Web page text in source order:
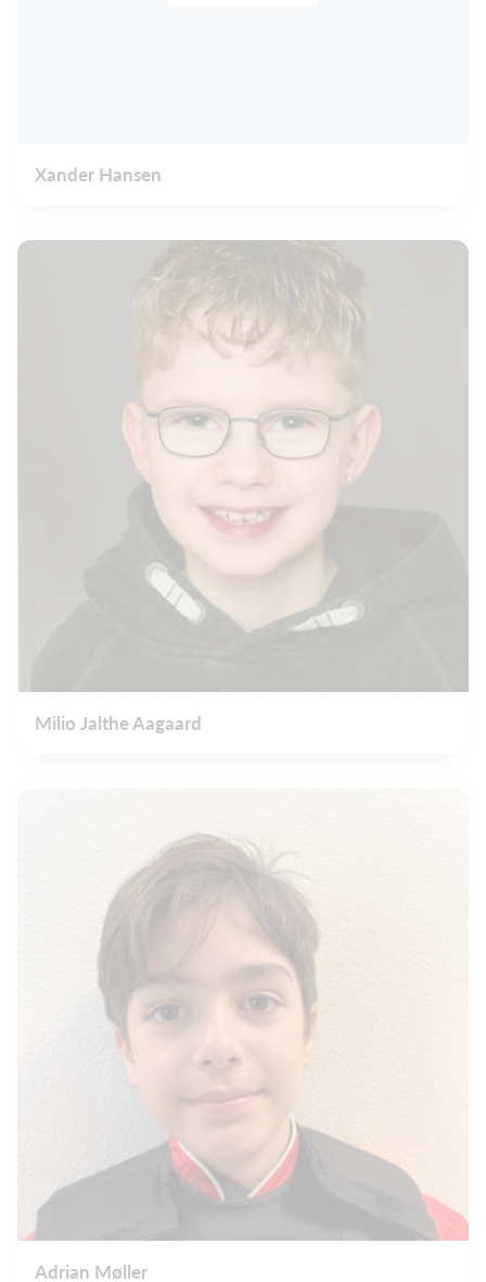
Xander Hansen
Milio Jalthe Aagaard
Adrian Møller